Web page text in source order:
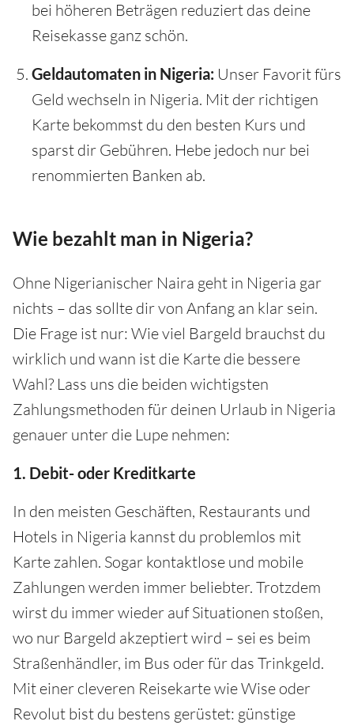
bei höheren Beträgen reduziert das deine
Reisekasse ganz schön.
Geldautomaten in Nigeria: Unser Favorit fürs
Geld wechseln in Nigeria. Mit der richtigen
Karte bekommst du den besten Kurs und
sparst dir Gebühren. Hebe jedoch nur bei
renommierten Banken ab.
Wie bezahlt man in Nigeria?
Ohne Nigerianischer Naira geht in Nigeria gar
nichts – das sollte dir von Anfang an klar sein.
Die Frage ist nur: Wie viel Bargeld brauchst du
wirklich und wann ist die Karte die bessere
Wahl? Lass uns die beiden wichtigsten
Zahlungsmethoden für deinen Urlaub in Nigeria
genauer unter die Lupe nehmen:
1. Debit- oder Kreditkarte
In den meisten Geschäften, Restaurants und
Hotels in Nigeria kannst du problemlos mit
Karte zahlen. Sogar kontaktlose und mobile
Zahlungen werden immer beliebter. Trotzdem
wirst du immer wieder auf Situationen stoßen,
wo nur Bargeld akzeptiert wird – sei es beim
Straßenhändler, im Bus oder für das Trinkgeld.
Mit einer cleveren Reisekarte wie Wise oder
Revolut bist du bestens gerüstet: günstige